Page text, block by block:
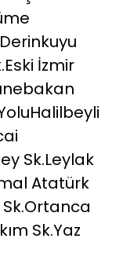
İzmir
Sk.Leylak
Atatürk
Sk.Ortanca
Sk.Yaz